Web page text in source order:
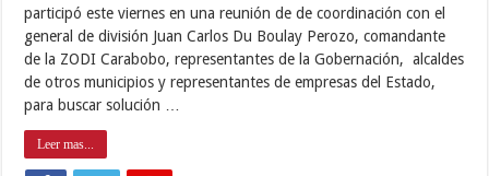
participó este viernes en una reunión de de coordinación con el
general de división Juan Carlos Du Boulay Perozo, comandante
de la ZODI Carabobo, representantes de la Gobernación, alcaldes
de otros municipios y representantes de empresas del Estado,
para buscar solución …
Leer mas...